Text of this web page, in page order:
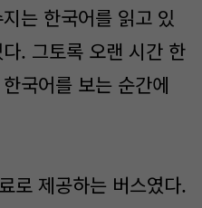
는 한국어를 읽고 있
. 그토록 오랜 시간 한
국어를 보는 순간에
로 제공하는 버스였다.